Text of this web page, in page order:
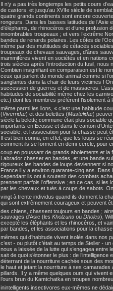
Il n’y a pas très longtemps les petits cours
de castors, et jusqu’au XVIIe siècle de
quatre grands continents sont encore
rongeurs. Dans les basses latitudes de l’Asie
d’éléphants, de rhinocéros et d’une
innombrables troupeaux ; et vers l’extrême
bandes de renards polaires. Les côtes de
même par des multitudes de cétacés
troupeaux de chevaux sauvages, d’ânes
mammifères vivent en sociétés et en nations
trois siècles après l’introduction du fusil, nous
Combien insignifiant en comparaison est le
ceux qui parlent du monde animal comme si
sanglantes dans la chair de leurs victimes !
succession de guerres et de massacres.
habitudes de sociabilité même chez les
etc.) dont les membres préfèrent l’isolement
même parmi les lions, « c’est une habitude
(Viverridæ) et des belettes (Mustelidæ)
siècle la belette commune était plus sociable
importants en Écosse et dans le canton
sociable, et l’association pour la chasse peut
Il est bien connu, en effet, que les loups se
comment ils se forment en demi-cercle, pour
coup en poussant de grands aboiements et la
Labrador chasser en bandes, et une bande
rigoureux les bandes de loups deviennent si
France il y a environ quarante-cinq ans. Dans
cependant ils ont à soutenir des combats
prennent parfois l’offensive ; en ce cas, si les
par les chevaux et tués à coups de sabots.
vingt à trente individus quand ils donnent la
qui sont extrêmement courageux et peuvent
des chiens, chassent toujours en bandes ;
sauvages d’Asie (les Kholzuns ou Dholes),
excepté les éléphants et les rhinocéros, et
par bandes, et les associations pour la
mêmes qui d’habitude vivent isolés dans nos
c’est - ou plutôt c’était au temps de Steller -
nous a laissée de la lutte qui s’engagea entre
sait de quoi s’étonner le plus : de
déterrant de la nourriture cachée sous des
le haut et jetant la nourriture à ses
pillards. Il y a même quelques ours qui vivent
l’ours brun du Kamtchatka en troupes
inintelligents insectivores eux-mêmes ne